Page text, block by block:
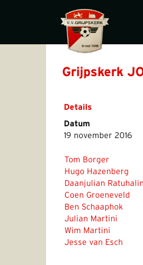
Grijpskerk
Details
Datum
19 november 2016
Tom Borger
Hugo Hazenberg
Daanjulian
Coen Groeneveld
Ben Schaaphok
Julian Martini
Wim Martini
Jesse van Esch